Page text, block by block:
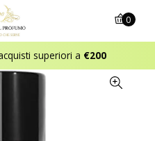
superiori a €200
0